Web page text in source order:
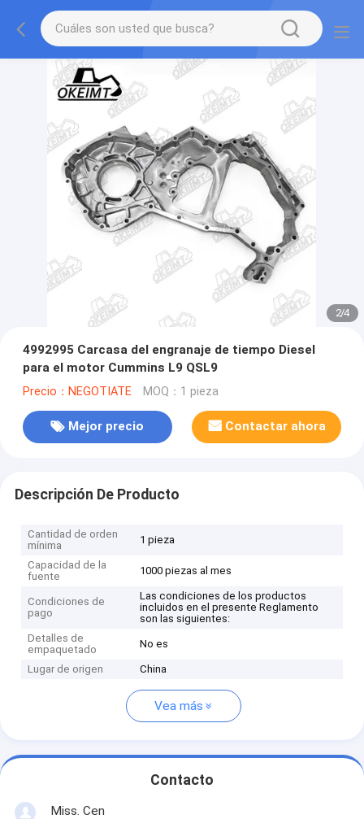
2/4
4992995 Carcasa del engranaje de tiempo Diesel
para el motor Cummins L9 QSL9
Precio：NEGOTIATE MOQ：1 pieza
Mejor precio Contactar ahora
Descripción De Producto
Cantidad de orden
mínima
1 pieza
Capacidad de la
fuente
1000 piezas al mes
Condiciones de
pago
Las condiciones de los productos
incluidos en el presente Reglamento
son las siguientes:
Detalles de
empaquetado
No es
Lugar de origen China
Vea más
Contacto
Miss. Cen